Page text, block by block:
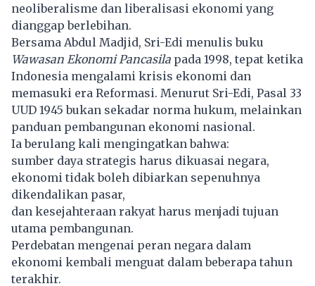
neoliberalisme dan liberalisasi ekonomi yang
dianggap berlebihan.
Bersama Abdul Madjid, Sri-Edi menulis buku
Wawasan Ekonomi Pancasila pada 1998, tepat ketika
Indonesia mengalami krisis ekonomi dan
memasuki era Reformasi. Menurut Sri-Edi, Pasal 33
UUD 1945 bukan sekadar norma hukum, melainkan
panduan pembangunan ekonomi nasional.
Ia berulang kali mengingatkan bahwa:
sumber daya strategis harus dikuasai negara,
ekonomi tidak boleh dibiarkan sepenuhnya
dikendalikan pasar,
dan kesejahteraan rakyat harus menjadi tujuan
utama pembangunan.
Perdebatan mengenai peran negara dalam
ekonomi kembali menguat dalam beberapa tahun
terakhir.